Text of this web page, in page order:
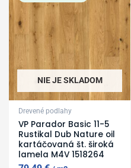
NIE JE SKLADOM
Drevené podlahy
VP Parador Basic 11-5
Rustikal Dub Nature oil
kartáčovaná št. široká
lamela M4V 1518264